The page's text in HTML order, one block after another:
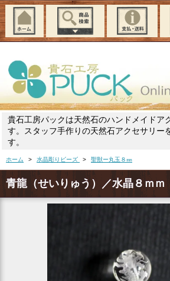
貴石工房パックは天然石のハンドメイドア
す。スタッフ手作りの天然石アクセサリー
す。
ホーム > 水晶彫りビーズ > 聖獣ー丸玉８㎜
青龍（せいりゅう）／水晶８ｍｍ